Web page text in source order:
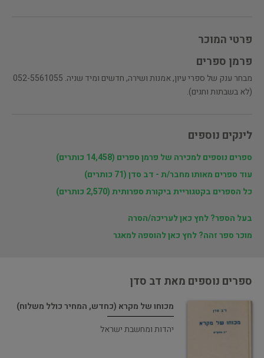
פרטי המוכר
פרמן ספרים
מבחר ענק של ספרי עיון, אמנות ושירה, חדשים ומיד שניה. 052-5561055
(לא בשבתות וחגים).
לינקים נוספים
ספרים נוספים למכירה של פרמן ספרים (14,458 כותרים)
עוד ספרים מאותו מחבר/ת - דב סדן (71 כותרים)
כל הספרים בקטגוריית ביקורת ספרותית (2,570 כותרים)
בעל הספר? לחץ כאן לעריכה/הסרה
מוכר ספר זהה? לחץ כאן להוספה למאגר
ספרים נוספים מאת דב סדן
מכוחו של מקרא (כחדש, המחיר כולל משלוח)
יהדות ומחשבת ישראל